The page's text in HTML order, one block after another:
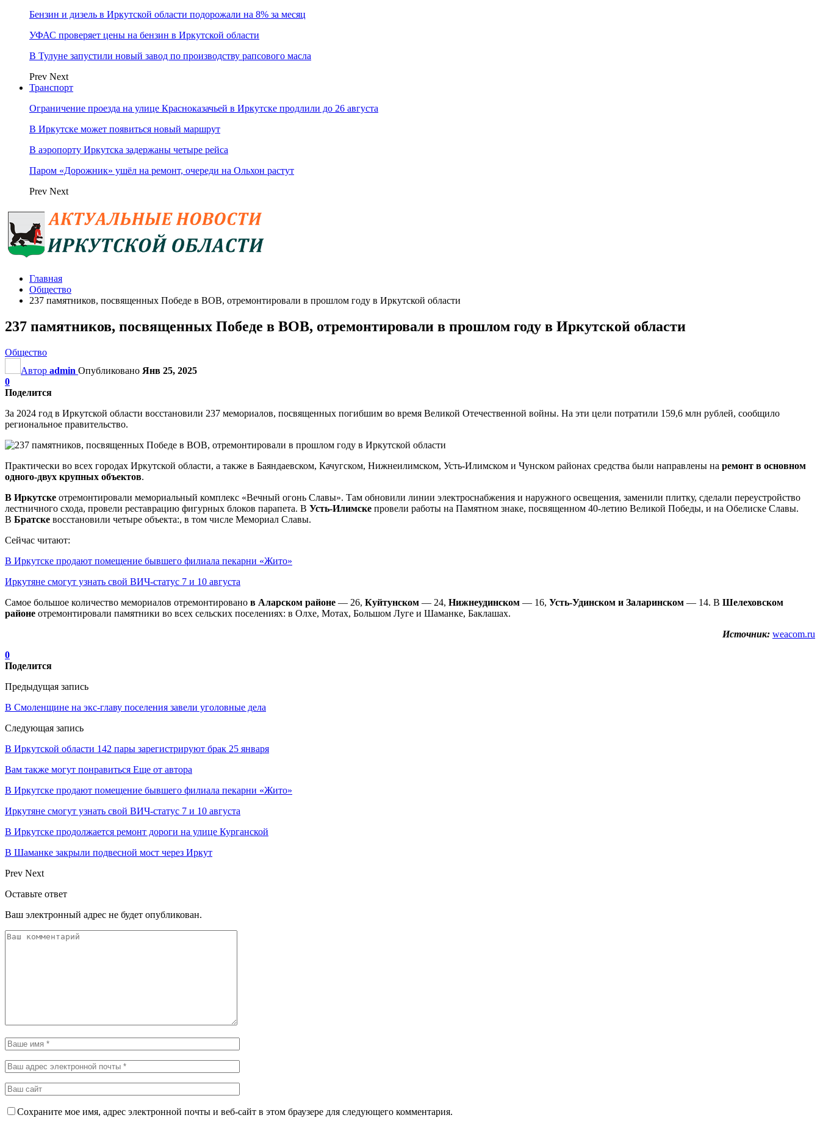
Бензин и дизель в Иркутской области подорожали на 8% за месяц
УФАС проверяет цены на бензин в Иркутской области
В Тулуне запустили новый завод по производству рапсового масла
Prev Next
Транспорт
Ограничение проезда на улице Красноказачьей в Иркутске продлили до 26 августа
В Иркутске может появиться новый маршрут
В аэропорту Иркутска задержаны четыре рейса
Паром «Дорожник» ушёл на ремонт, очереди на Ольхон растут
Prev Next
Главная
Общество
237 памятников, посвященных Победе в ВОВ, отремонтировали в прошлом году в Иркутской области
237 памятников, посвященных Победе в ВОВ, отремонтировали в прошлом году в Иркутской области
Общество
Автор admin Опубликовано Янв 25, 2025
0
Поделится
За 2024 год в Иркутской области восстановили 237 мемориалов, посвященных погибшим во время Великой Отечественной войны. На эти цели потратили 159,6 млн рублей, сообщило
региональное правительство.
Практически во всех городах Иркутской области, а также в Баяндаевском, Качугском, Нижнеилимском, Усть-Илимском и Чунском районах средства были направлены на ремонт в основном
одного-двух крупных объектов.
В Иркутске отремонтировали мемориальный комплекс «Вечный огонь Славы». Там обновили линии электроснабжения и наружного освещения, заменили плитку, сделали переустройство
лестничного схода, провели реставрацию фигурных блоков парапета. В Усть-Илимске провели работы на Памятном знаке, посвященном 40-летию Великой Победы, и на Обелиске Славы.
В Братске восстановили четыре объекта:, в том числе Мемориал Славы.
Сейчас читают:
В Иркутске продают помещение бывшего филиала пекарни «Жито»
Иркутяне смогут узнать свой ВИЧ-статус 7 и 10 августа
Самое большое количество мемориалов отремонтировано в Аларском районе — 26, Куйтунском — 24, Нижнеудинском — 16, Усть-Удинском и Заларинском — 14. В Шелеховском
районе отремонтировали памятники во всех сельских поселениях: в Олхе, Мотах, Большом Луге и Шаманке, Баклашах.
Источник: weacom.ru
0
Поделится
Предыдущая запись
В Смоленщине на экс-главу поселения завели уголовные дела
Следующая запись
В Иркутской области 142 пары зарегистрируют брак 25 января
Вам также могут понравиться Еще от автора
В Иркутске продают помещение бывшего филиала пекарни «Жито»
Иркутяне смогут узнать свой ВИЧ-статус 7 и 10 августа
В Иркутске продолжается ремонт дороги на улице Курганской
В Шаманке закрыли подвесной мост через Иркут
Prev Next
Оставьте ответ
Ваш электронный адрес не будет опубликован.
Сохраните мое имя, адрес электронной почты и веб-сайт в этом браузере для следующего комментария.